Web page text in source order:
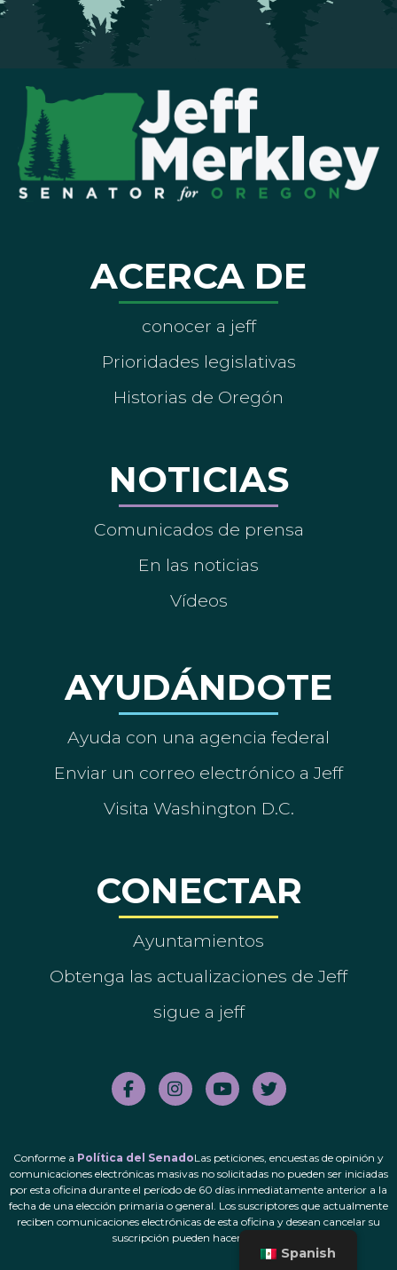
ACERCA DE
conocer a jeff
Prioridades legislativas
Historias de Oregón
NOTICIAS
Comunicados de prensa
En las noticias
Vídeos
AYUDÁNDOTE
Ayuda con una agencia federal
Enviar un correo electrónico a Jeff
Visita Washington D.C.
CONECTAR
Ayuntamientos
Obtenga las actualizaciones de Jeff
sigue a jeff
Conforme a Política del SenadoLas peticiones, encuestas de opinión y
comunicaciones electrónicas masivas no solicitadas no pueden ser iniciadas
por esta oficina durante el período de 60 días inmediatamente anterior a la
fecha de una elección primaria o general. Los suscriptores que actualmente
reciben comunicaciones electrónicas de esta oficina y desean cancelar su
suscripción pueden hacerlo.
Spanish